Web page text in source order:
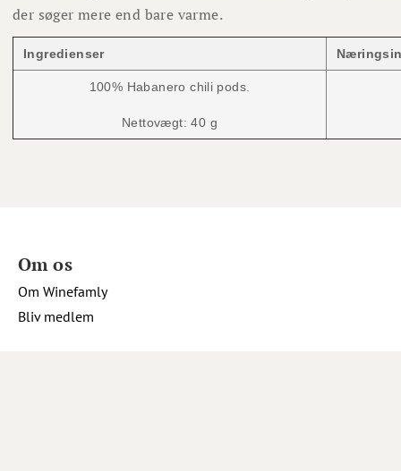
der søger mere end bare varme.
Ingredienser
100% Habanero chili pods.
Nettovægt: 40 g
Om os
Om Winefamly
Bliv medlem